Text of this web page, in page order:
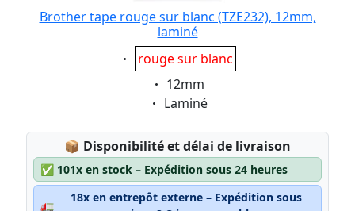
Brother tape rouge sur blanc (TZE232), 12mm,
laminé
Eigenschaft:
rouge sur blanc
Eigenschaft:
12mm
Eigenschaft:
Laminé
📦 Lagerstatus:
Disponibilité et délai de livraison
✅ 101x en stock – Expédition sous 24 heures
🚛
18x en entrepôt externe – Expédition sous